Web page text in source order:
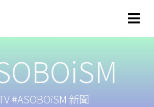
#ASOBOiSM 新聞